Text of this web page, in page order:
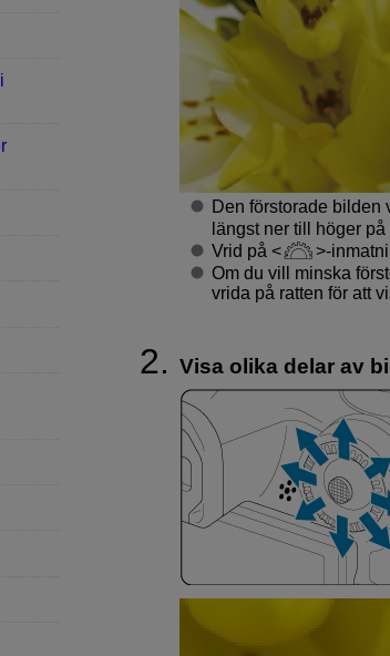
Den förstorade bilden
längst ner till höger
Vrid på
-
Om du vill minska
vrida på ratten för att
Visa olika delar av